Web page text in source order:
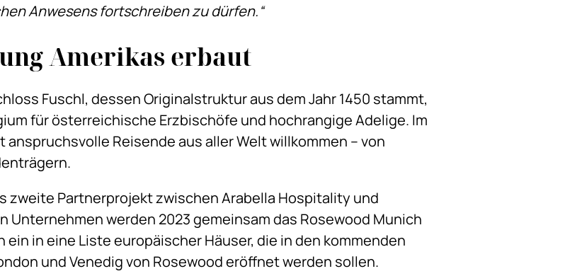
Anwesens fortschreiben zu dürfen.“
Amerikas erbaut
Fuschl, dessen Originalstruktur aus dem Jahr 1450 stammt,
für österreichische Erzbischöfe und hochrangige Adelige. Im
Reisende aus aller Welt willkommen – von
zweite Partnerprojekt zwischen Arabella Hospitality und
Unternehmen werden 2023 gemeinsam das Rosewood Munich
in eine Liste europäischer Häuser, die in den kommenden
und Venedig von Rosewood eröffnet werden sollen.